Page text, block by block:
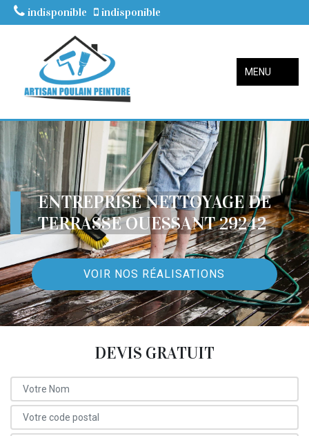
indisponible indisponible
MENU
ENTREPRISE NETTOYAGE DE
TERRASSE OUESSANT 29242
VOIR NOS RÉALISATIONS
DEVIS GRATUIT